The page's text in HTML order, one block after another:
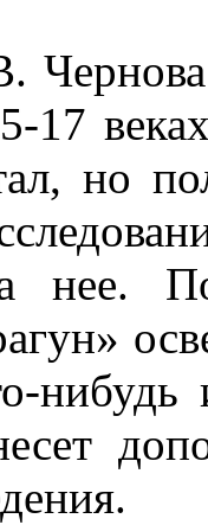
17
но
нее. По
нибудь